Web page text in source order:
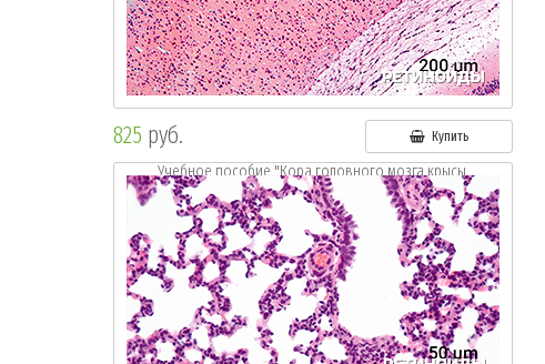
825 руб. Купить
Учебное пособие "Кора головного мозга крысы.
Окр.:г.- э."